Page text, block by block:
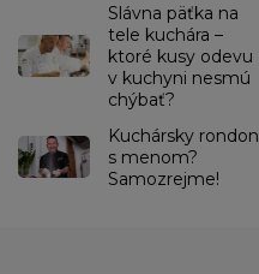
Slávna päťka na
tele kuchára –
ktoré kusy odevu
v kuchyni nesmú
chýbať?
Kuchársky rondon
s menom?
Samozrejme!